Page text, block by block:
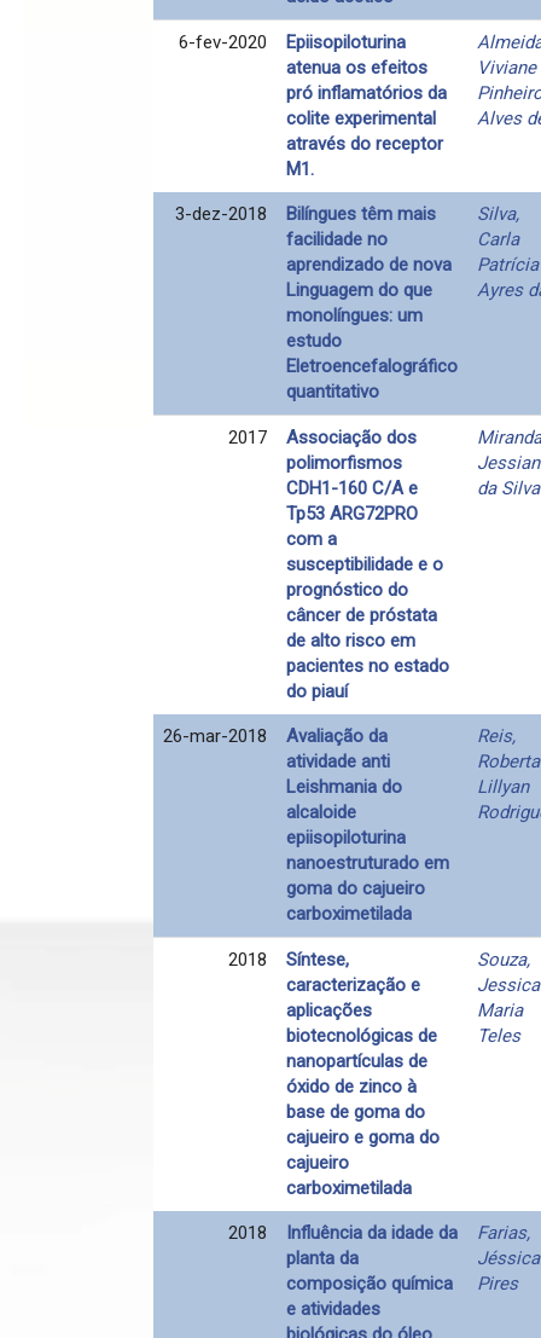
6-fev-2020
Epiisopiloturina
atenua os efeitos
pró inflamatórios da
colite experimental
através do receptor
M1.
Viviane
Alves
3-dez-2018
Bilíngues têm mais
facilidade no
aprendizado de nova
Linguagem do que
monolíngues: um
estudo
Eletroencefalográfico
quantitativo
Silva,
Carla
Patrícia
Ayres
2017
Associação dos
polimorfismos
CDH1-160 C/A e
Tp53 ARG72PRO
com a
susceptibilidade e o
prognóstico do
câncer de próstata
de alto risco em
pacientes no estado
do piauí
da Silva
26-mar-2018
Avaliação da
atividade anti
Leishmania do
alcaloide
epiisopiloturina
nanoestruturado em
goma do cajueiro
carboximetilada
Reis,
Roberta
Lillyan
2018
Síntese,
caracterização e
aplicações
biotecnológicas de
nanopartículas de
óxido de zinco à
base de goma do
cajueiro e goma do
cajueiro
carboximetilada
Souza,
Jessica
Maria
Teles
2018
Influência da idade da
planta da
composição química
e atividades
Farias,
Jéssica
Pires